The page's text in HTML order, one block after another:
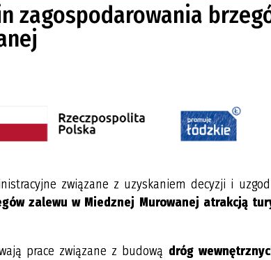
zagospodarowania
związane z uzyskaniem decyzji i
zalewu w Miedznej Murowanej atrakcją
prace związane z budową dróg